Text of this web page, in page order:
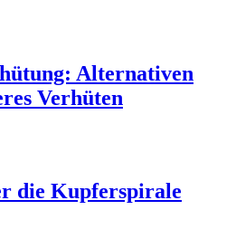
Alternativen
Verhüten
die Kupferspirale